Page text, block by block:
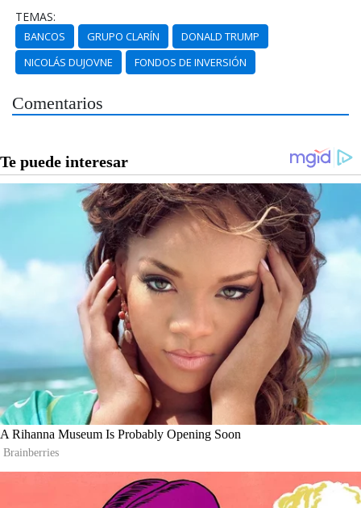
TEMAS:
BANCOS GRUPO CLARÍN
DONALD TRUMP
NICOLÁS DUJOVNE
FONDOS DE INVERSIÓN
Comentarios